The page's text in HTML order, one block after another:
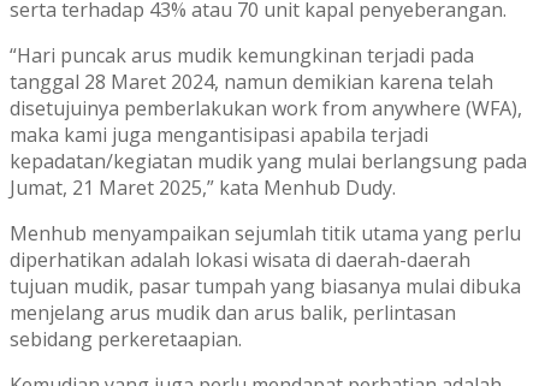
serta terhadap 43% atau 70 unit kapal penyeberangan.
“Hari puncak arus mudik kemungkinan terjadi pada
tanggal 28 Maret 2024, namun demikian karena telah
disetujuinya pemberlakukan work from anywhere (WFA),
maka kami juga mengantisipasi apabila terjadi
kepadatan/kegiatan mudik yang mulai berlangsung pada
Jumat, 21 Maret 2025,” kata Menhub Dudy.
Menhub menyampaikan sejumlah titik utama yang perlu
diperhatikan adalah lokasi wisata di daerah-daerah
tujuan mudik, pasar tumpah yang biasanya mulai dibuka
menjelang arus mudik dan arus balik, perlintasan
sebidang perkeretaapian.